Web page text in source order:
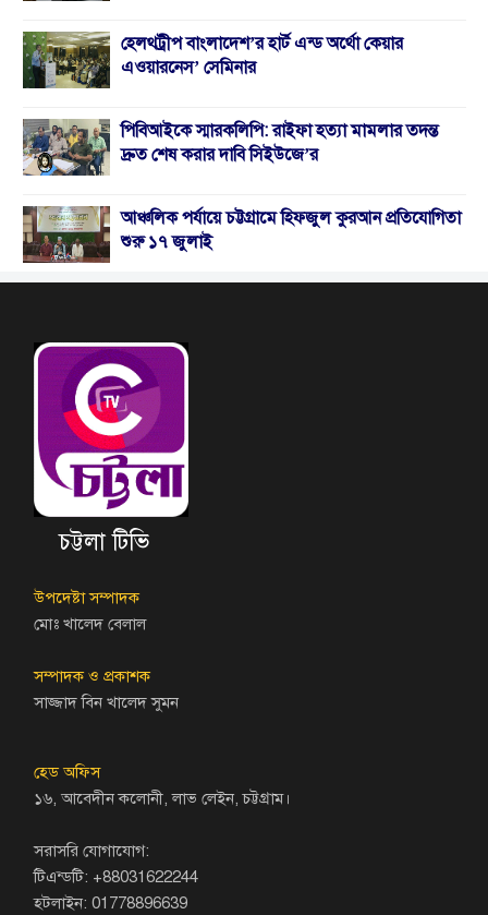
হেলথট্রীপ বাংলাদেশ’র হার্ট এন্ড অর্থো কেয়ার
এওয়ারনেস’ সেমিনার
পিবিআইকে স্মারকলিপি: রাইফা হত্যা মামলার তদন্ত
দ্রুত শেষ করার দাবি সিইউজে’র
আঞ্চলিক পর্যায়ে চট্টগ্রামে হিফজুল কুরআন প্রতিযোগিতা
শুরু ১৭ জুলাই
চট্টলা টিভি
উপদেষ্টা সম্পাদক
মোঃ খালেদ বেলাল
সম্পাদক ও প্রকাশক
সাজ্জাদ বিন খালেদ সুমন
হেড অফিস
১৬, আবেদীন কলোনী, লাভ লেইন, চট্টগ্রাম।
সরাসরি যোগাযোগ:
টিএন্ডটি: +88031622244
হটলাইন: 01778896639